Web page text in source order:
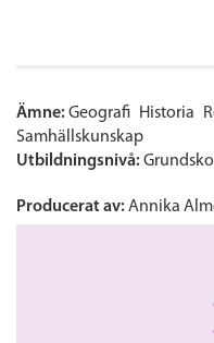
Ämne: Geografi Historia
Samhällskunskap
Utbildningsnivå:
Producerat av: Annika